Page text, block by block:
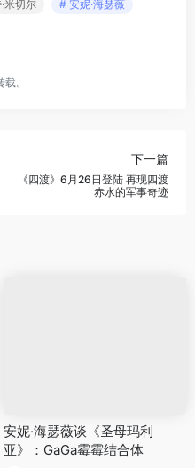
米切尔
# 安妮·海瑟薇
。
下一篇
《四渡》6月26日登陆 再现四渡
赤水的军事奇迹
安妮·海瑟薇谈《圣母玛利
亚》：GaGa霉霉结合体